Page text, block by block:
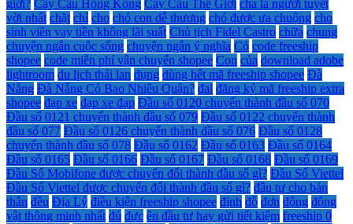
giới? Cây Cầu Hồng Kông Cây Cầu Thế Giới cha là người tuyệt
vời nhất chặt chỉ cho chó con dễ thương chó được ưa chuộng cho
sinh viên vay tiền không lãi suất Chủ tịch Fidel Castro chữa chung
chuyện ngắn cuộc sống chuyện ngắn ý nghĩa Có code freeship
shopee code miễn phí vận chuyển shopee Con của download adobe
lightroom du lịch thái lan dụng dùng hết mã freeship shopee Đà
Nẵng Đà Nẵng Có Bao Nhiêu Quận? đai đăng ký mã freeship extra
shopee đạp xe đạp xe đạp Đầu số 0120 chuyển thành đầu số 070
Đầu số 0121 chuyển thành đầu số 079 Đầu số 0122 chuyển thành
đầu số 077 Đầu số 0126 chuyển thành đầu số 076 Đầu số 0128
chuyển thành đầu số 078 Đầu số 0162 Đầu số 0163 Đầu số 0164
Đầu số 0165 Đầu số 0166 Đầu số 0167 Đầu số 0168 Đầu số 0169
Đầu Số Mobifone được chuyển đổi thành đầu số gì? Đầu Số Viettel
Đầu Số Viettel được chuyển đổi thành đầu số gì? đầu tư cho bản
thân đều Địa Lý điều kiện freeship shopee định đồ đơn động động
vật thông minh nhất đủ đực ên đầu tư hay gửi tiết kiệm freeship 0